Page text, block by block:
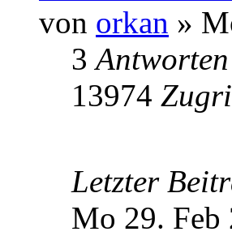
von orkan »
3Antworten
13974
Letzter
Mo 29. Feb